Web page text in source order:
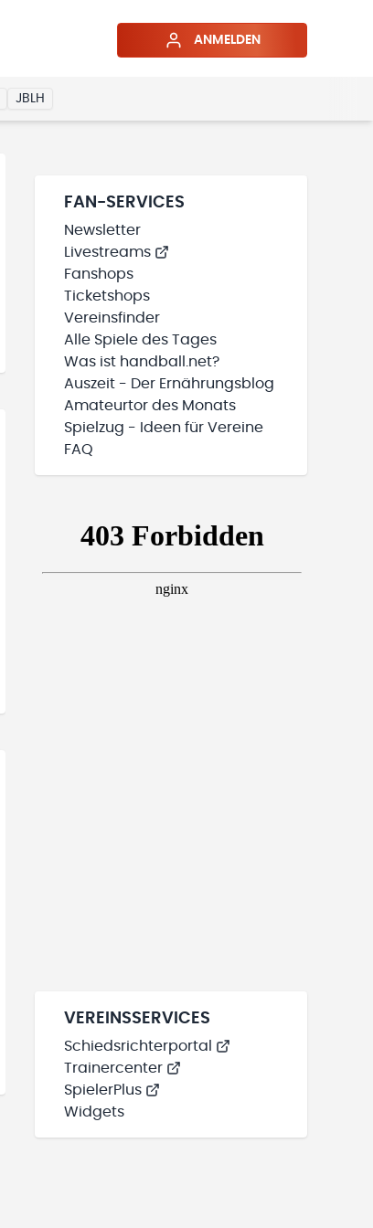
ANMELDEN
JBLH
FAN-SERVICES
Newsletter
Livestreams
Fanshops
Ticketshops
Vereinsfinder
Alle Spiele des Tages
Was ist handball.net?
Auszeit - Der Ernährungsblog
Amateurtor des Monats
Spielzug - Ideen für Vereine
FAQ
VEREINSSERVICES
Schiedsrichterportal
Trainercenter
SpielerPlus
Widgets